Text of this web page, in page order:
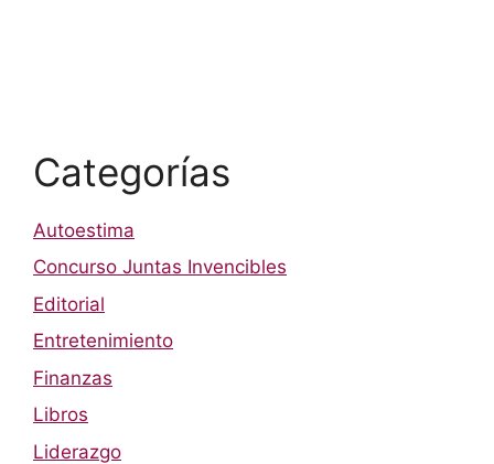
Categorías
Autoestima
Concurso Juntas Invencibles
Editorial
Entretenimiento
Finanzas
Libros
Liderazgo